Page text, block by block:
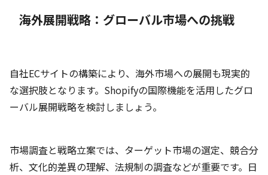
海外展開戦略：グローバル市場への挑戦
自社ECサイトの構築により、海外市場への展開も現実的
な選択肢となります。Shopifyの国際機能を活用したグロ
ーバル展開戦略を検討しましょう。
市場調査と戦略立案では、ターゲット市場の選定、競合分
析、文化的差異の理解、法規制の調査などが重要です。日